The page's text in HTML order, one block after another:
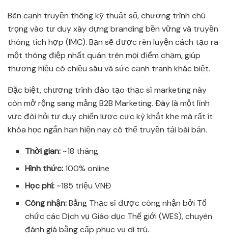
Bên cạnh truyền thông kỹ thuật số, chương trình chú
trọng vào tư duy xây dựng branding bền vững và truyền
thông tích hợp (IMC). Bạn sẽ được rèn luyện cách tạo ra
một thông điệp nhất quán trên mọi điểm chạm, giúp
thương hiệu có chiều sâu và sức cạnh tranh khác biệt.
Đặc biệt, chương trình đào tạo thạc sĩ marketing này
còn mở rộng sang mảng B2B Marketing. Đây là một lĩnh
vực đòi hỏi tư duy chiến lược cực kỳ khắt khe mà rất ít
khóa học ngắn hạn hiện nay có thể truyền tải bài bản.
Thời gian: ~18 tháng
Hình thức:100% online
Học phí: ~185 triệu VNĐ
Công nhận:Bằng Thạc sĩ được công nhận bởi Tổ
chức các Dịch vụ Giáo dục Thế giới (WES), chuyên
đánh giá bằng cấp phục vụ di trú.